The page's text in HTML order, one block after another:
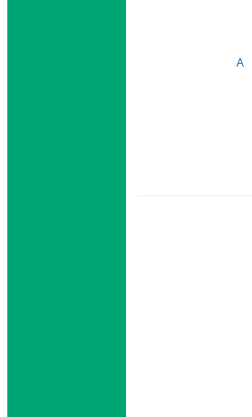
A